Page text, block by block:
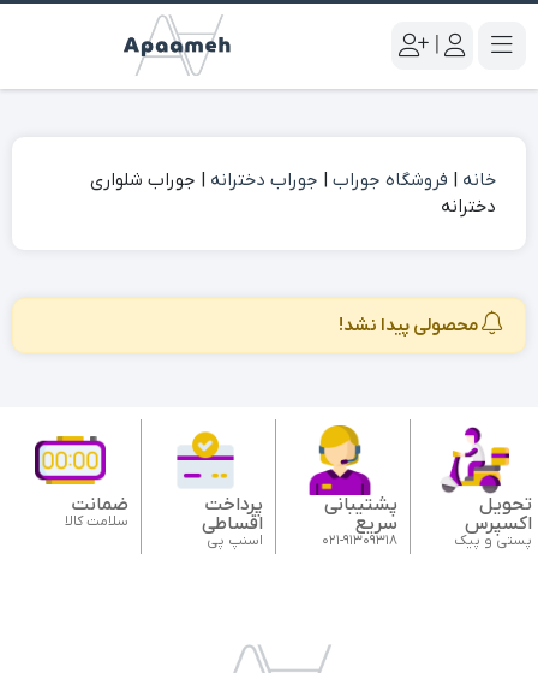
|
خانه | فروشگاه جوراب | جوراب دخترانه | جوراب شلواری
دخترانه
محصولی پیدا نشد!
تحویل
اکسپرس
پستی و پیک
پشتیبانی
سریع
021-91309318
پرداخت
اقساطی
اسنپ پی
ضمانت
سلامت کالا